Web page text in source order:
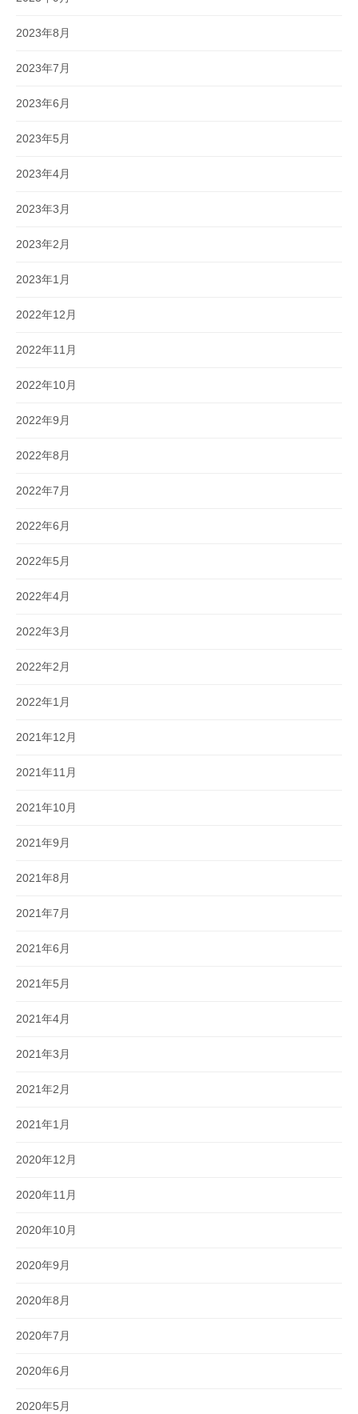
2023年8月
2023年7月
2023年6月
2023年5月
2023年4月
2023年3月
2023年2月
2023年1月
2022年12月
2022年11月
2022年10月
2022年9月
2022年8月
2022年7月
2022年6月
2022年5月
2022年4月
2022年3月
2022年2月
2022年1月
2021年12月
2021年11月
2021年10月
2021年9月
2021年8月
2021年7月
2021年6月
2021年5月
2021年4月
2021年3月
2021年2月
2021年1月
2020年12月
2020年11月
2020年10月
2020年9月
2020年8月
2020年7月
2020年6月
2020年5月